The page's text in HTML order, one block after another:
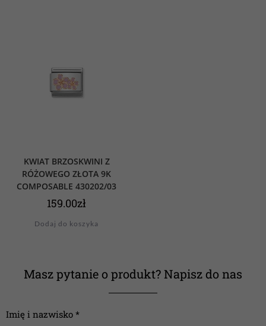
KWIAT BRZOSKWINI Z
RÓŻOWEGO ZŁOTA 9K
COMPOSABLE 430202/03
159.00zł
Dodaj do koszyka
Masz pytanie o produkt? Napisz do nas
Imię i nazwisko *